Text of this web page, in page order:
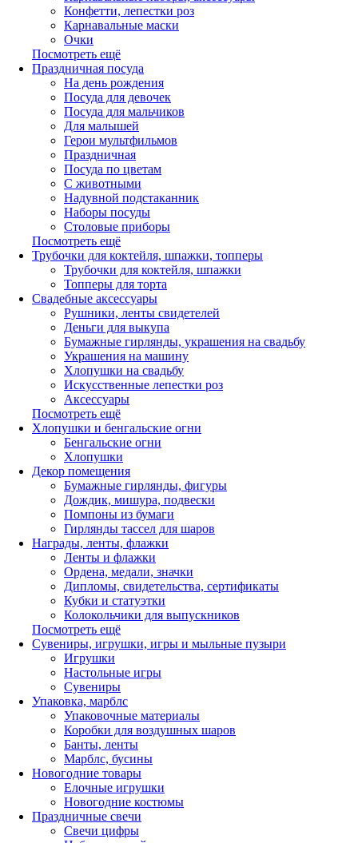
Конфетти, лепестки роз
Карнавальные маски
Очки
Посмотреть ещё
Праздничная посуда
На день рождения
Посуда для девочек
Посуда для мальчиков
Для малышей
Герои мультфильмов
Праздничная
Посуда по цветам
С животными
Надувной подстаканник
Наборы посуды
Столовые приборы
Посмотреть ещё
Трубочки для коктейля, шпажки, топперы
Трубочки для коктейля, шпажки
Топперы для торта
Свадебные аксессуары
Рушники, ленты свидетелей
Деньги для выкупа
Бумажные гирлянды, украшения на свадьбу
Украшения на машину
Хлопушки на свадьбу
Искусственные лепестки роз
Аксессуары
Посмотреть ещё
Хлопушки и бенгальские огни
Бенгальские огни
Хлопушки
Декор помещения
Бумажные гирлянды, фигуры
Дождик, мишура, подвески
Помпоны из бумаги
Гирлянды тассел для шаров
Награды, ленты, флажки
Ленты и флажки
Ордена, медали, значки
Дипломы, свидетельства, сертификаты
Кубки и статуэтки
Колокольчики для выпускников
Посмотреть ещё
Сувениры, игрушки, игры и мыльные пузыри
Игрушки
Настольные игры
Сувениры
Упаковка, марблс
Упаковочные материалы
Коробки для воздушных шаров
Банты, ленты
Марблс, бусины
Новогодние товары
Елочные игрушки
Новогодние костюмы
Праздничные свечи
Свечи цифры